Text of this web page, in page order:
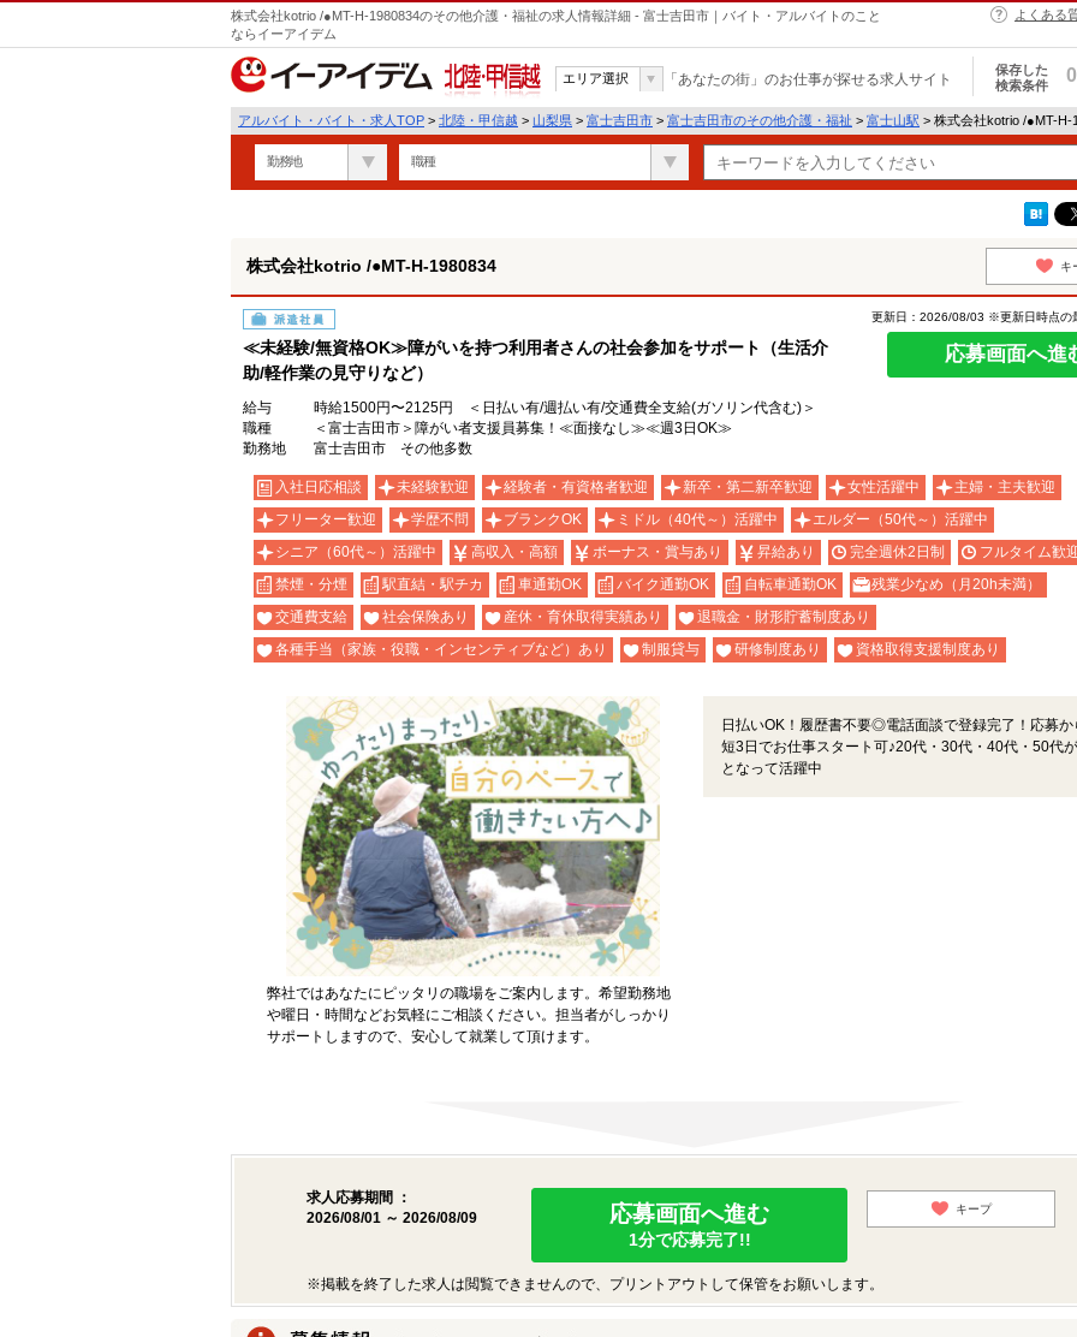
株式会社kotrio /●MT-H-1980834のその他介護・福祉の求人情報詳細 - 富士吉田市｜バイト・アルバイトのこと
ならイーアイデム
よくある
北陸・甲信越
エリア選択 「あなたの街」のお仕事が探せる求人サイト
保存した
検索条件
0
アルバイト・バイト・求人TOP > 北陸・甲信越 > 山梨県 > 富士吉田市 > 富士吉田市のその他介護・福祉 > 富士山駅 > 株式会社kotrio /●MT-H-
勤務地 職種
株式会社kotrio /●MT-H-1980834 キ
派遣社員
≪未経験/無資格OK≫障がいを持つ利用者さんの社会参加をサポート（生活介
助/軽作業の見守りなど）
更新日：2026/08/03 ※更新日時点の
応募画面へ進
給与
時給1500円〜2125円 ＜日払い有/週払い有/交通費全支給(ガソリン代含む)＞
職種
＜富士吉田市＞障がい者支援員募集！≪面接なし≫≪週3日OK≫
勤務地
富士吉田市 その他多数
入社日応相談 未経験歓迎 経験者・有資格者歓迎 新卒・第二新卒歓迎 女性活躍中
主婦・主夫歓迎
フリーター歓迎
学歴不問 ブランクOK ミドル（40代～）活躍中
エルダー（50代～）活躍中
シニア（60代～）活躍中
高収入・高額 ボーナス・賞与あり 昇給あり 完全週休2日制
フルタイム歓
禁煙・分煙
駅直結・駅チカ 車通勤OK バイク通勤OK 自転車通勤OK
残業少なめ（月20h未満）
交通費支給
社会保険あり 産休・育休取得実績あり
退職金・財形貯蓄制度あり
各種手当（家族・役職・インセンティブなど）あり
制服貸与 研修制度あり 資格取得支援制度あり
弊社ではあなたにピッタリの職場をご案内します。希望勤務地
や曜日・時間などお気軽にご相談ください。担当者がしっかり
サポートしますので、安心して就業して頂けます。
日払いOK！履歴書不要◎電話面談で登録完了！応募か
短3日でお仕事スタート可♪20代・30代・40代・50代
となって活躍中
求人応募期間 ：
2026/08/01 ～ 2026/08/09
応募画面へ進む
1分で応募完了!!
キープ
※掲載を終了した求人は閲覧できませんので、プリントアウトして保管をお願いします。